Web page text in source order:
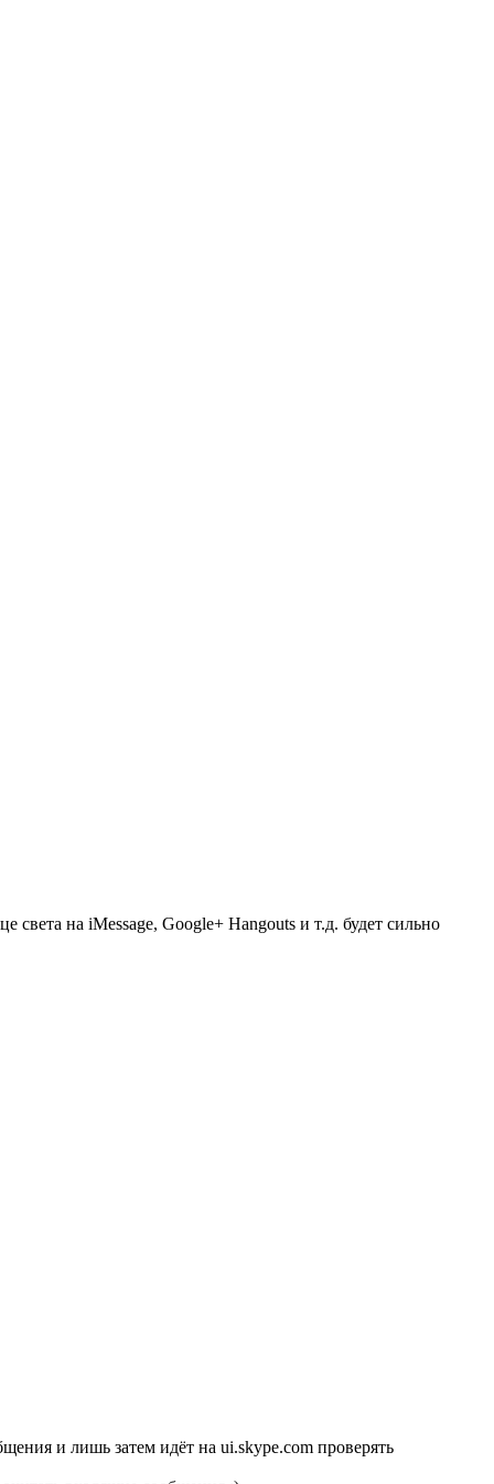
света на iMessage, Google+ Hangouts и т.д. будет сильно
и лишь затем идёт на ui.skype.com проверять